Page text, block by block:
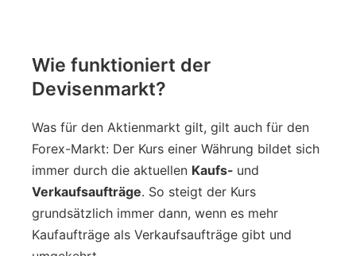
Wie funktioniert der
Devisenmarkt?
Was für den Aktienmarkt gilt, gilt auch für den
Forex-Markt: Der Kurs einer Währung bildet sich
immer durch die aktuellen Kaufs- und
Verkaufsaufträge. So steigt der Kurs
grundsätzlich immer dann, wenn es mehr
Kaufaufträge als Verkaufsaufträge gibt und